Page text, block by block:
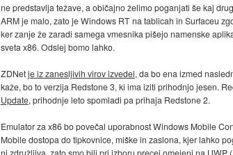
ne predstavlja težave, a običajno želimo poganjati še kaj
ARM je malo, zato je Windows RT na tablicah in Surfaceu
ker zanje že zaradi samega vmesnika pišejo namenske
sveta x86. Odslej bomo lahko.
ZDNetje iz zanesljivih virov izvedel, da bo ena izmed
kaže, bo to verzija Redstone 3, ki ima iziti prihodnjo jesen.
Update, prihodnje leto spomladi pa prihaja Redstone 2.
Emulator za x86 bo povečal uporabnost Windows Mobile
Mobile dostopa do tipkovnice, miške in zaslona, kjer lahko